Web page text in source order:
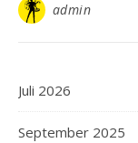
admin
Juli 2026
September 2025